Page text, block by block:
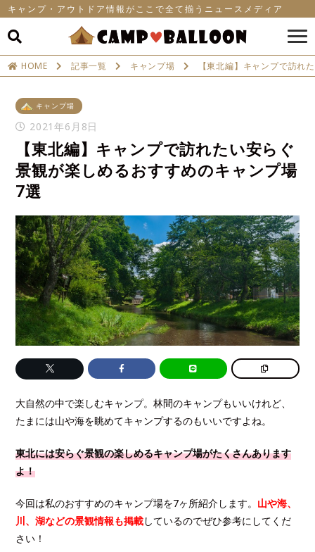
キャンプ・アウトドア情報がここで全て揃うニュースメディア
HOME 記事一覧 キャンプ場 【東北編】キャンプで訪れ
キャンプ場
2021年6月8日
【東北編】キャンプで訪れたい安らぐ
景観が楽しめるおすすめのキャンプ場
7選
大自然の中で楽しむキャンプ。林間のキャンプもいいけれど、
たまには山や海を眺めてキャンプするのもいいですよね。
東北には安らぐ景観の楽しめるキャンプ場がたくさんあります
よ！
今回は私のおすすめのキャンプ場を7ヶ所紹介します。 山や海、
川、湖などの景観情報も掲載しているのでぜひ参考にしてくだ
さい！